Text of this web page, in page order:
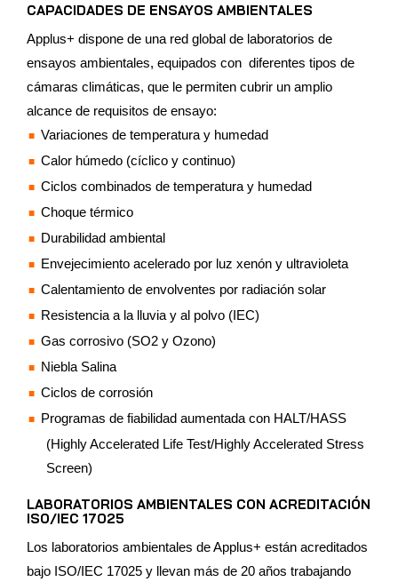
CAPACIDADES DE ENSAYOS AMBIENTALES
Applus+ dispone de una red global de laboratorios de
ensayos ambientales, equipados con diferentes tipos de
cámaras climáticas, que le permiten cubrir un amplio
alcance de requisitos de ensayo:
Variaciones de temperatura y humedad
Calor húmedo (cíclico y continuo)
Ciclos combinados de temperatura y humedad
Choque térmico
Durabilidad ambiental
Envejecimiento acelerado por luz xenón y ultravioleta
Calentamiento de envolventes por radiación solar
Resistencia a la lluvia y al polvo (IEC)
Gas corrosivo (SO2 y Ozono)
Niebla Salina
Ciclos de corrosión
Programas de fiabilidad aumentada con HALT/HASS
(Highly Accelerated Life Test/Highly Accelerated Stress
Screen)
LABORATORIOS AMBIENTALES CON ACREDITACIÓN
ISO/IEC 17025
Los laboratorios ambientales de Applus+ están acreditados
bajo ISO/IEC 17025 y llevan más de 20 años trabajando